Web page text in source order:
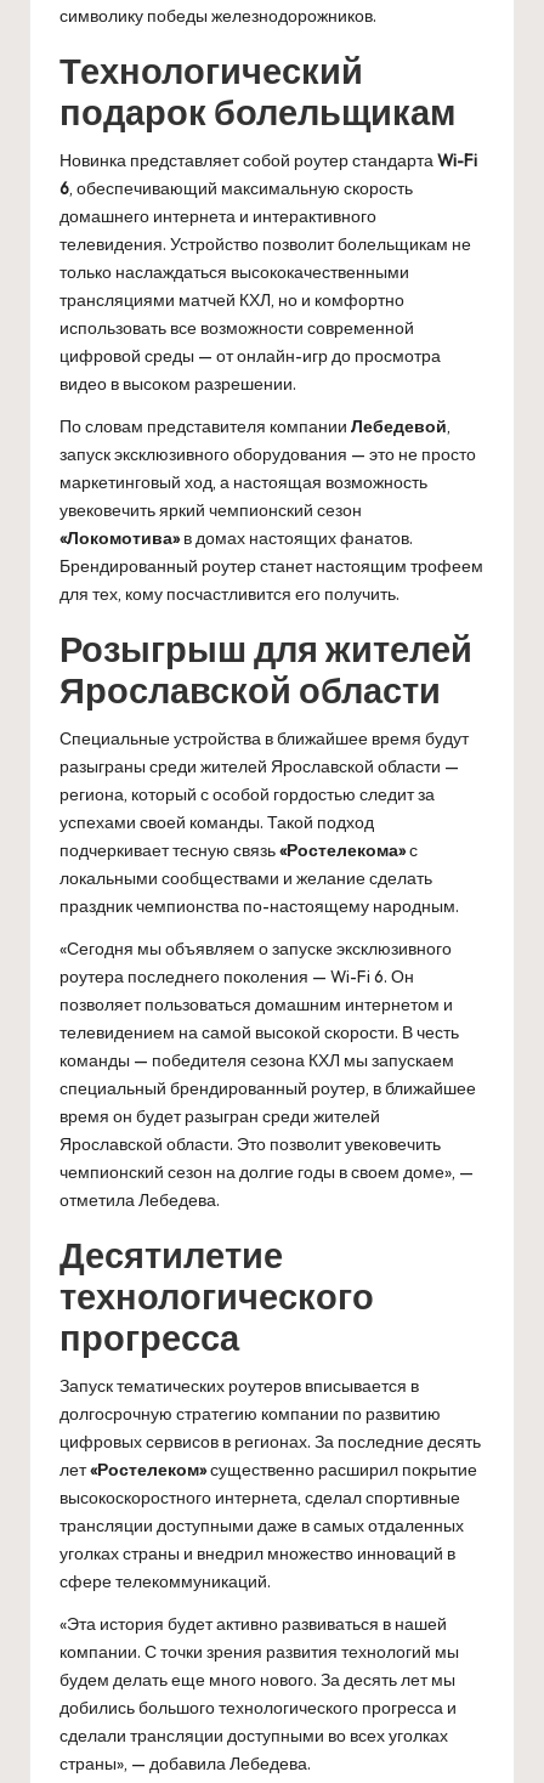
символику победы железнодорожников.
Технологический
подарок болельщикам
Новинка представляет собой роутер стандартаWi-Fi
6, обеспечивающий максимальную скорость
домашнего интернета и интерактивного
телевидения. Устройство позволит болельщикам не
только наслаждаться высококачественными
трансляциями матчей КХЛ, но и комфортно
использовать все возможности современной
цифровой среды — от онлайн-игр до просмотра
видео в высоком разрешении.
По словам представителя компании Лебедевой,
запуск эксклюзивного оборудования — это не просто
маркетинговый ход, а настоящая возможность
увековечить яркий чемпионский сезон
«Локомотива»в домах настоящих фанатов.
Брендированный роутер станет настоящим трофеем
для тех, кому посчастливится его получить.
Розыгрыш для жителей
Ярославской области
Специальные устройства в ближайшее время будут
разыграны среди жителей Ярославской области —
региона, который с особой гордостью следит за
успехами своей команды. Такой подход
подчеркивает тесную связь«Ростелекома»с
локальными сообществами и желание сделать
праздник чемпионства по-настоящему народным.
«Сегодня мы объявляем о запуске эксклюзивного
роутера последнего поколения — Wi-Fi 6. Он
позволяет пользоваться домашним интернетом и
телевидением на самой высокой скорости. В честь
команды — победителя сезона КХЛ мы запускаем
специальный брендированный роутер, в ближайшее
время он будет разыгран среди жителей
Ярославской области. Это позволит увековечить
чемпионский сезон на долгие годы в своем доме», —
отметила Лебедева.
Десятилетие
технологического
прогресса
Запуск тематических роутеров вписывается в
долгосрочную стратегию компании по развитию
цифровых сервисов в регионах. За последние десять
лет«Ростелеком»существенно расширил покрытие
высокоскоростного интернета, сделал спортивные
трансляции доступными даже в самых отдаленных
уголках страны и внедрил множество инноваций в
сфере телекоммуникаций.
«Эта история будет активно развиваться в нашей
компании. С точки зрения развития технологий мы
будем делать еще много нового. За десять лет мы
добились большого технологического прогресса и
сделали трансляции доступными во всех уголках
страны», — добавила Лебедева.